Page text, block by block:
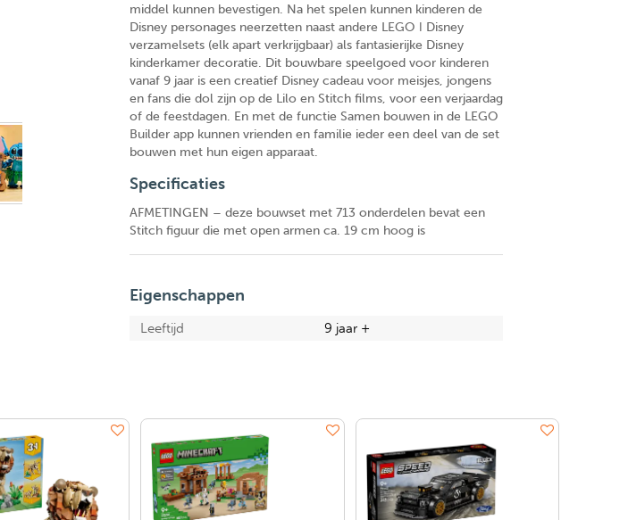
middel kunnen bevestigen. Na het spelen kunnen kinderen de
Disney personages neerzetten naast andere LEGO ǀ Disney
verzamelsets (elk apart verkrijgbaar) als fantasierijke Disney
kinderkamer decoratie. Dit bouwbare speelgoed voor kinderen
vanaf 9 jaar is een creatief Disney cadeau voor meisjes, jongens
en fans die dol zijn op de Lilo en Stitch films, voor een verjaardag
of de feestdagen. En met de functie Samen bouwen in de LEGO
Builder app kunnen vrienden en familie ieder een deel van de set
bouwen met hun eigen apparaat.
Specificaties
AFMETINGEN – deze bouwset met 713 onderdelen bevat een
Stitch figuur die met open armen ca. 19 cm hoog is
Eigenschappen
Leeftijd 9 jaar +